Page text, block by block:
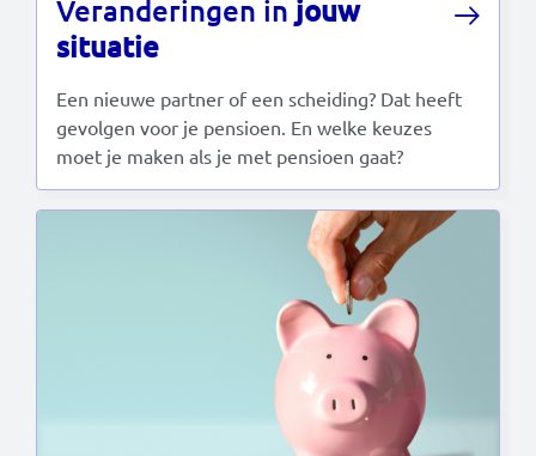
Read this in:
Veranderingen in jouw
situatie
Een nieuwe partner of een scheiding? Dat heeft
gevolgen voor je pensioen. En welke keuzes
moet je maken als je met pensioen gaat?